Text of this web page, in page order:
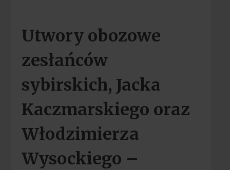
Utwory obozowe
zesłańców
sybirskich, Jacka
Kaczmarskiego oraz
Włodzimierza
Wysockiego –